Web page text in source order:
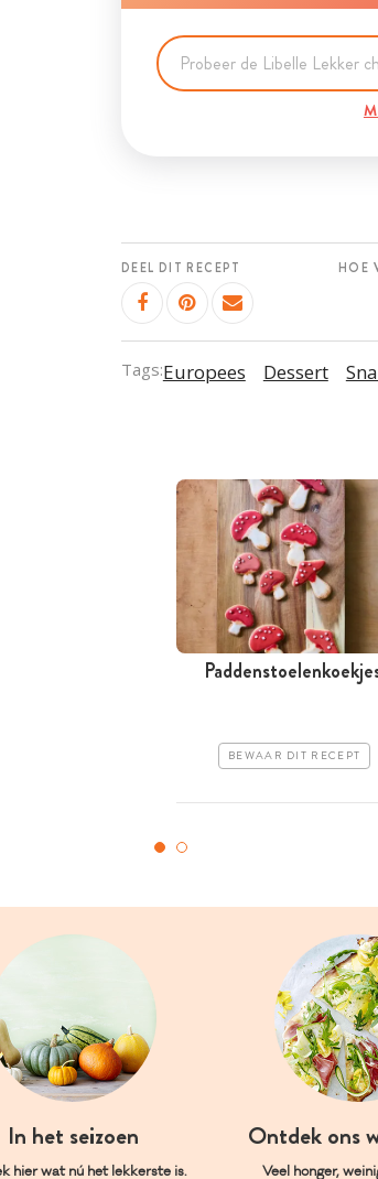
DEEL DIT RECEPT HOE
Tags:Europees Dessert
BEWAAR DIT RECEPT
In het seizoen
hier wat nú het lekkerste is.
Ontdek ons
Veel honger,